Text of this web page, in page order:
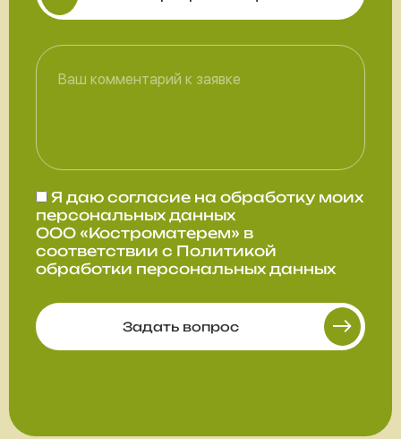
Я даю согласие на обработку моих
персональных данных
ООО «Костроматерем» в
соответствии с Политикой
обработки персональных данных
Задать вопрос